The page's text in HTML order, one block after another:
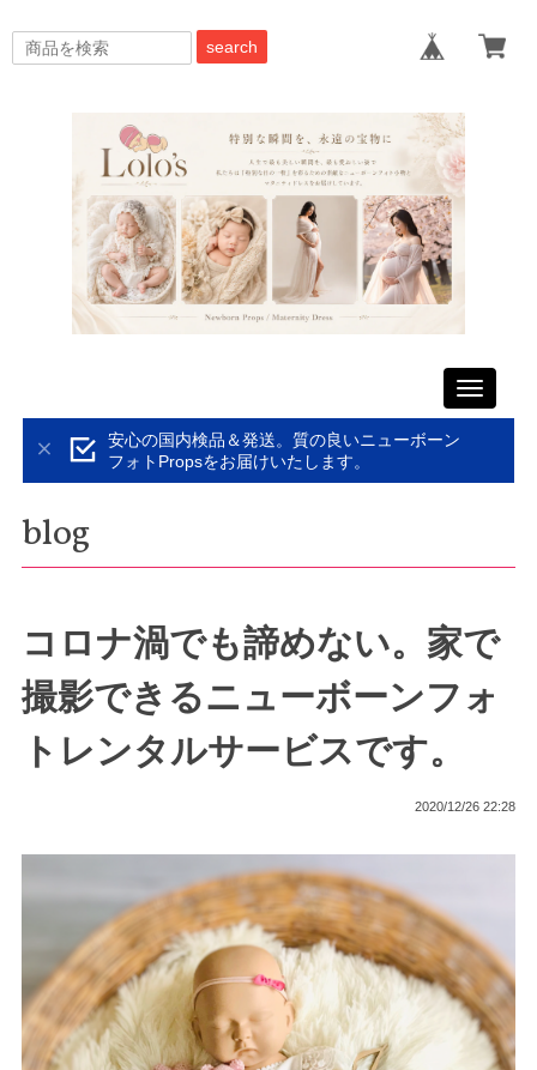
search
Toggle
安心の国内検品＆発送。質の良いニューボーン
フォトPropsをお届けいたします。
blog
コロナ渦でも諦めない。家で
撮影できるニューボーンフォ
トレンタルサービスです。
2020/12/26 22:28